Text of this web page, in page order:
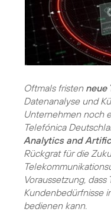
Oftmals fristen neue
Datenanalyse und
Unternehmen noch
Telefónica
Analytics and
Rückgrat für die
Voraussetzung,
Kundenbedürfnisse
bedienen kann.